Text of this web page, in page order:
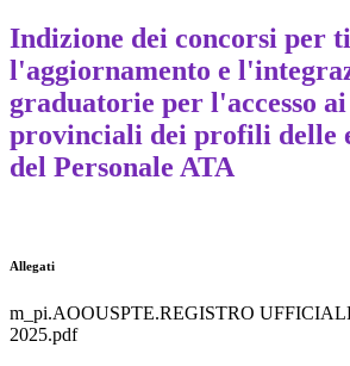
Indizione dei concorsi per
l'aggiornamento e
graduatorie per l'accesso
provinciali dei profili delle
del Personale ATA
Allegati
m_pi.AOOUSPTE.REGISTRO
2025.pdf